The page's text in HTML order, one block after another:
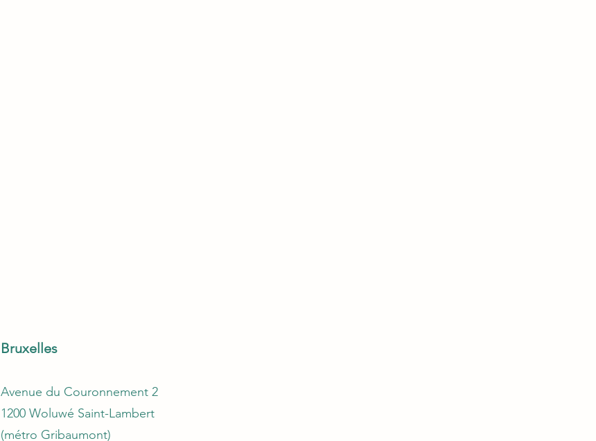
Bruxelles
Avenue du Couronnement 2
1200 Woluwé Saint-Lambert
(métro Gribaumont)